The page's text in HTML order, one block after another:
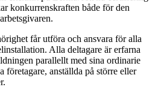
konkurrenskraften både för den
får utföra och ansvara för alla
Alla deltagare är erfarna
parallellt med sina ordinarie
företagare, anställda på större eller